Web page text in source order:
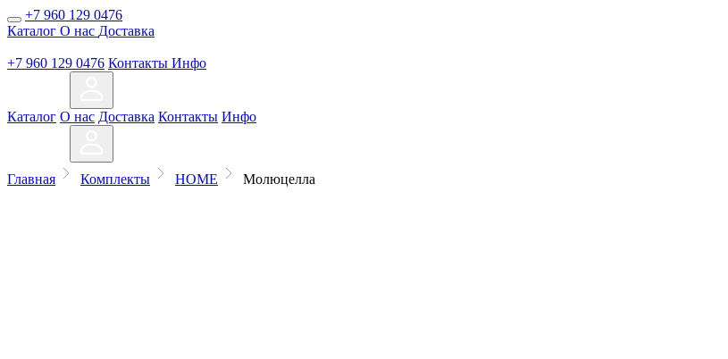
+7 960 129 0476
Каталог О нас Доставка
+7 960 129 0476 Контакты Инфо
Каталог О нас Доставка Контакты Инфо
Главная Комплекты HOME Молюцелла